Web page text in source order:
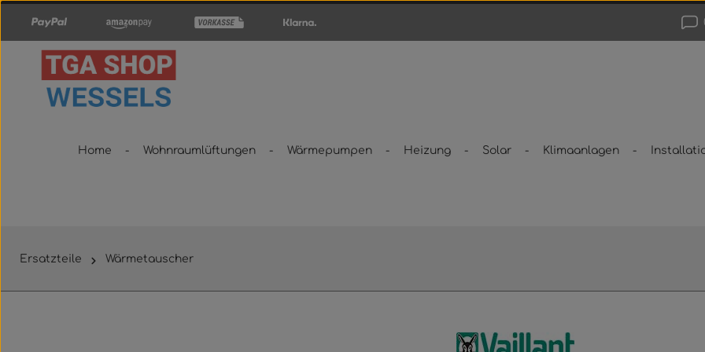
Hauptinhalt springen
Zur Hauptnavigation springen
Home Wohnraumlüftungen Wärmepumpen Heizung Solar Klimaanlagen
Ersatzteile Wärmetauscher